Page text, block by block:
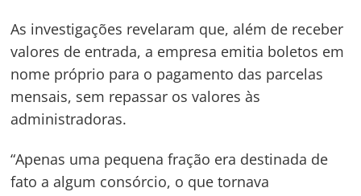
As investigações revelaram que, além de receber
valores de entrada, a empresa emitia boletos em
nome próprio para o pagamento das parcelas
mensais, sem repassar os valores às
administradoras.
“Apenas uma pequena fração era destinada de
fato a algum consórcio, o que tornava